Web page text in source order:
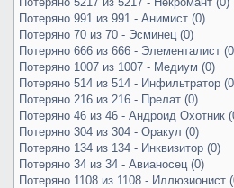
Потеряно 991 из 991 - Анимист (0)
Потеряно 70 из 70 - Эсминец (0)
Потеряно 666 из 666 - Элементалист
Потеряно 1007 из 1007 - Медиум (0)
Потеряно 514 из 514 - Инфильтратор
Потеряно 216 из 216 - Прелат (0)
Потеряно 46 из 46 - Андроид Охотник
Потеряно 304 из 304 - Оракул (0)
Потеряно 134 из 134 - Инквизитор (0)
Потеряно 34 из 34 - Авианосец (0)
Потеряно 1108 из 1108 - Иллюзионист